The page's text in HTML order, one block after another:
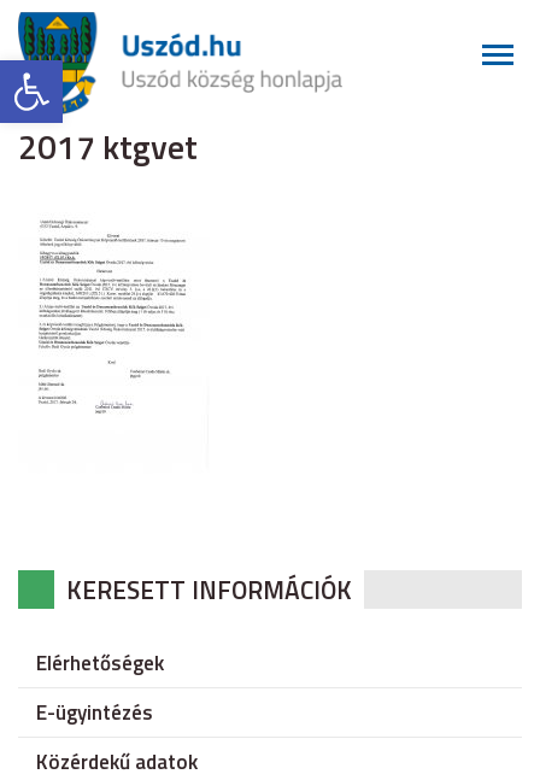
Eszköztár megnyitása
2017 ktgvet
KERESETT INFORMÁCIÓK
Elérhetőségek
E-ügyintézés
Közérdekű adatok